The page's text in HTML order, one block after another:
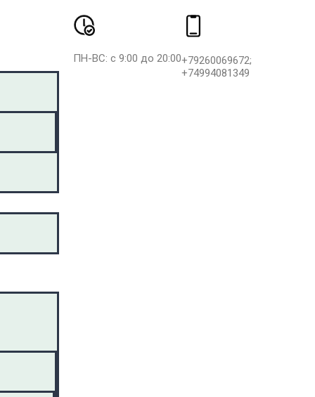
ПН-ВС: с 9:00 до 20:00+79260069672;
+74994081349